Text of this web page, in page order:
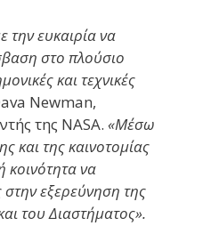
την ευκαιρία να
στο πλούσιο
και τεχνικές
Newman,
της NASA. «Μέσω
και της καινοτομίας
κοινότητα να
εξερεύνηση της
του Διαστήματος».